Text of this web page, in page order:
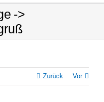
Zurück Vor